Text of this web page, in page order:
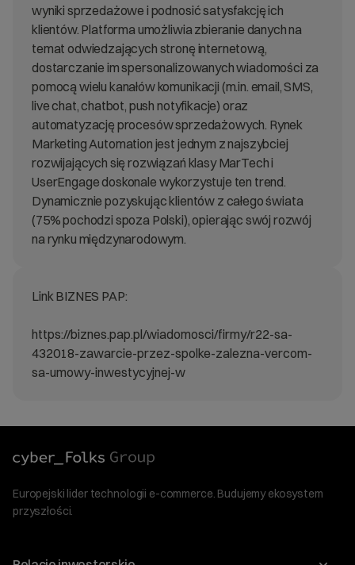
wyniki sprzedażowe i podnosić satysfakcję ich
klientów. Platforma umożliwia zbieranie danych na
temat odwiedzających stronę internetową,
dostarczanie im spersonalizowanych wiadomości za
pomocą wielu kanałów komunikacji (m.in. email, SMS,
live chat, chatbot, push notyfikacje) oraz
automatyzację procesów sprzedażowych. Rynek
Marketing Automation jest jednym z najszybciej
rozwijających się rozwiązań klasy MarTech i
UserEngage doskonale wykorzystuje ten trend.
Dynamicznie pozyskując klientów z całego świata
(75% pochodzi spoza Polski), opierając swój rozwój
na rynku międzynarodowym.
Link BIZNES PAP:
https://biznes.pap.pl/wiadomosci/firmy/r22-sa-
432018-zawarcie-przez-spolke-zalezna-vercom-
sa-umowy-inwestycyjnej-w
Europejski lider technologii e-commerce. Budujemy ekosystem
przyszłości.